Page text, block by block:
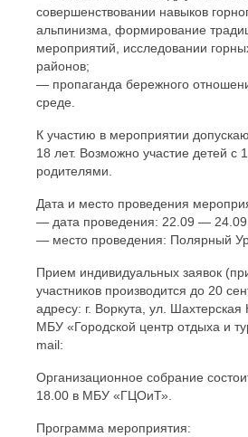
совершенствовании навыков
альпинизма, формирование
мероприятий, исследовании
районов;
— пропаганда бережного
среде.
К участию в мероприятии
18 лет. Возможно участие детей с
родителями.
Дата и место проведения
— дата проведения: 22.09 —
— место проведения: Полярный
Прием индивидуальных заявок
участников производится до 20
адресу: г. Воркута, ул.
МБУ «Городской центр отдыха и
mail:
Организационное собрание
18.00 в МБУ «ГЦОиТ».
Программа мероприятия: